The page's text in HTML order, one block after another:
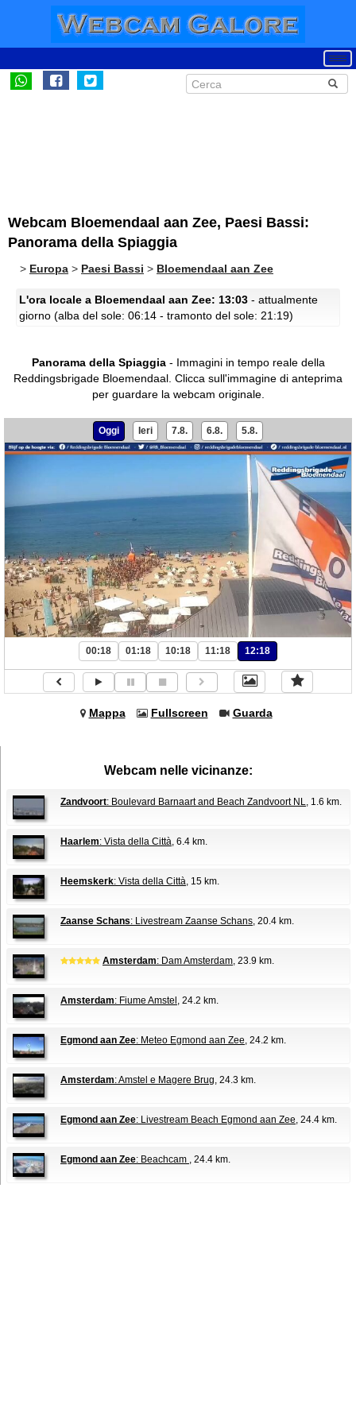
Webcam Bloemendaal aan Zee, Paesi Bassi:
Panorama della Spiaggia
> Europa > Paesi Bassi > Bloemendaal aan Zee
L'ora locale a Bloemendaal aan Zee: 13:03 - attualmente
giorno (alba del sole: 06:14 - tramonto del sole: 21:19)
Panorama della Spiaggia- Immagini in tempo reale della
Reddingsbrigade Bloemendaal. Clicca sull'immagine di anteprima
per guardare la webcam originale.
Oggi Ieri 7.8. 6.8. 5.8.
00:18 01:18 10:18 11:18 12:18
Mappa Fullscreen Guarda
Webcam nelle vicinanze:
Zandvoort: Boulevard Barnaart and Beach Zandvoort NL, 1.6 km.
Haarlem: Vista della Città, 6.4 km.
Heemskerk: Vista della Città, 15 km.
Zaanse Schans: Livestream Zaanse Schans, 20.4 km.
Amsterdam: Dam Amsterdam, 23.9 km.
Amsterdam: Fiume Amstel , 24.2 km.
Egmond aan Zee: Meteo Egmond aan Zee, 24.2 km.
Amsterdam: Amstel e Magere Brug, 24.3 km.
Egmond aan Zee: Livestream Beach Egmond aan Zee, 24.4 km.
Egmond aan Zee: Beachcam , 24.4 km.